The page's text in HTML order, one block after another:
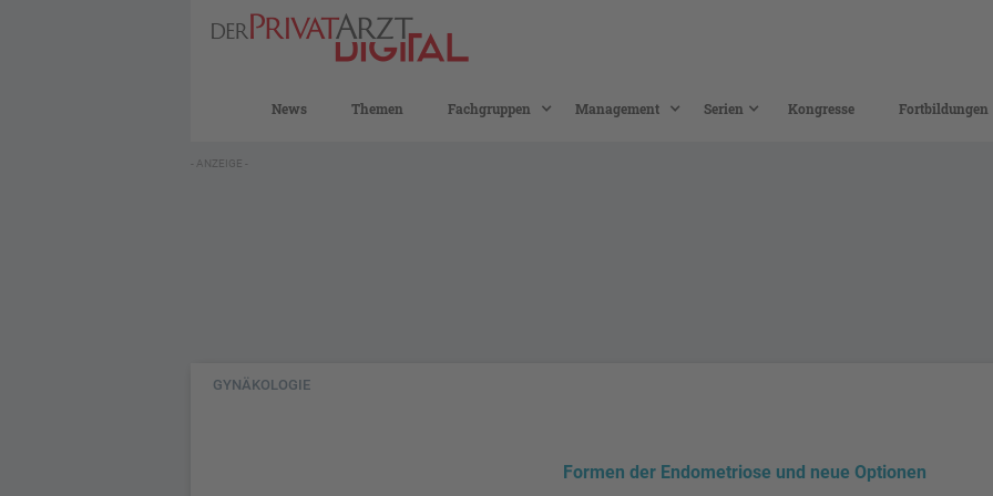
News Themen Fachgruppen Management Serien Kongresse Fortbildungen
- ANZEIGE -
GYNÄKOLOGIE
Formen der Endometriose und neue Optionen